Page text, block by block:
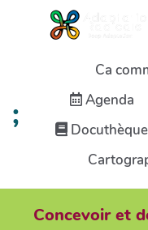
Aller au contenu
;
Ca
Agenda
Docuthèque
Concevoir et